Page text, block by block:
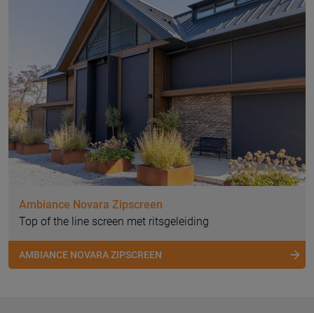
Ambiance Novara Zipscreen
Top of the line screen met ritsgeleiding
AMBIANCE NOVARA ZIPSCREEN